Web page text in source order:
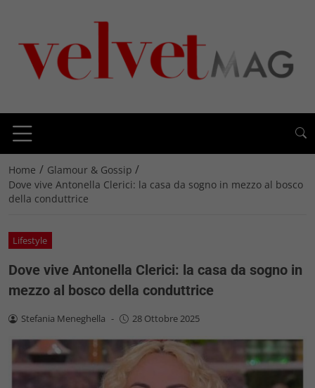
Home / Glamour & Gossip /
Dove vive Antonella Clerici: la casa da sogno in mezzo al bosco
della conduttrice
Lifestyle
Dove vive Antonella Clerici: la casa da sogno in
mezzo al bosco della conduttrice
Stefania Meneghella - 28 Ottobre 2025